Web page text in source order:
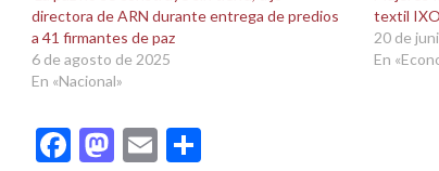
nueva)nueva)
directora de ARN durante entrega de predios
a 41 firmantes de paz
6 de agosto de 2025
En «Nacional»
textil
20 de
En
Facebook
Mastodon
Email